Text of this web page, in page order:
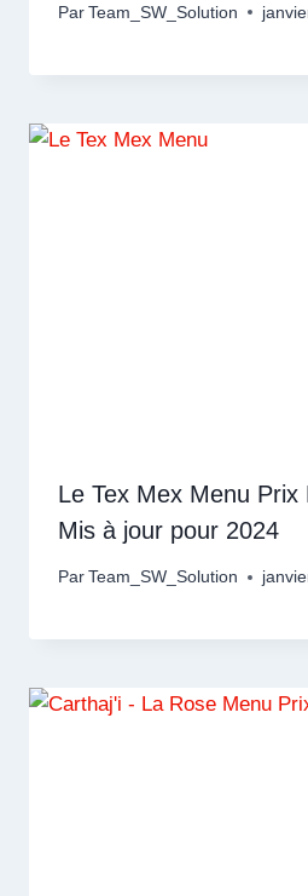
Par Team_SW_Solution
Le Tex Mex Menu Prix
Mis à jour pour 2024
Par Team_SW_Solution